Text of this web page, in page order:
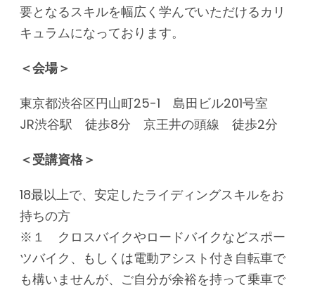
要となるスキルを幅広く学んでいただけるカリ
キュラムになっております。
＜会場＞
東京都渋谷区円山町25-1 島田ビル201号室
JR渋谷駅 徒歩8分 京王井の頭線 徒歩2分
＜受講資格＞
18最以上で、安定したライディングスキルをお
持ちの方
※１ クロスバイクやロードバイクなどスポー
ツバイク、もしくは電動アシスト付き自転車で
も構いませんが、ご自分が余裕を持って乗車で